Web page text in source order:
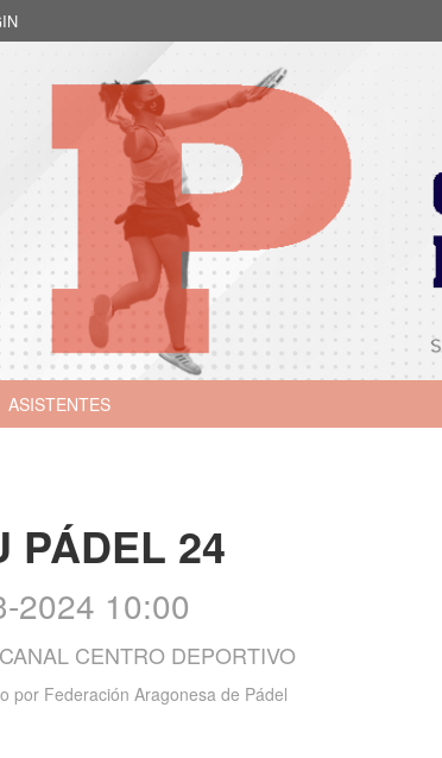
ASISTENTES
PÁDEL 24
2024 10:00
CENTRO DEPORTIVO
por Federación Aragonesa de Pádel